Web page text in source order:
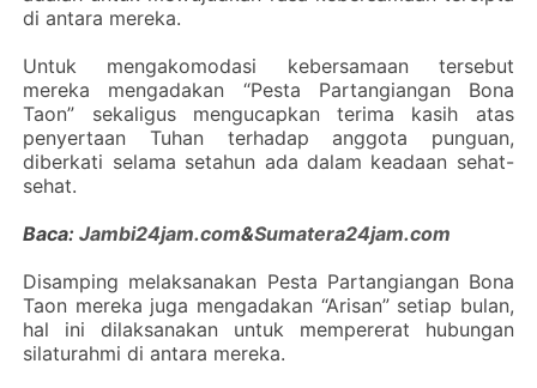
di antara mereka.
Untuk mengakomodasi kebersamaan tersebut
mereka mengadakan “Pesta Partangiangan Bona
Taon” sekaligus mengucapkan terima kasih atas
penyertaan Tuhan terhadap anggota punguan,
diberkati selama setahun ada dalam keadaan sehat-
sehat.
Baca:Jambi24jam.com&Sumatera24jam.com
Disamping melaksanakan Pesta Partangiangan Bona
Taon mereka juga mengadakan “Arisan” setiap bulan,
hal ini dilaksanakan untuk mempererat hubungan
silaturahmi di antara mereka.